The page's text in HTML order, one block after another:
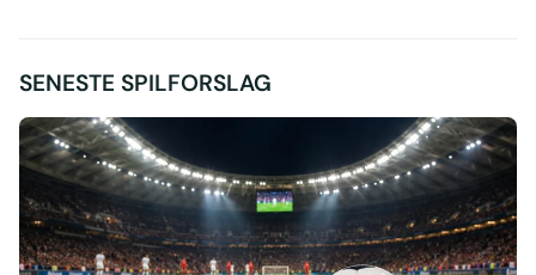
SENESTE SPILFORSLAG